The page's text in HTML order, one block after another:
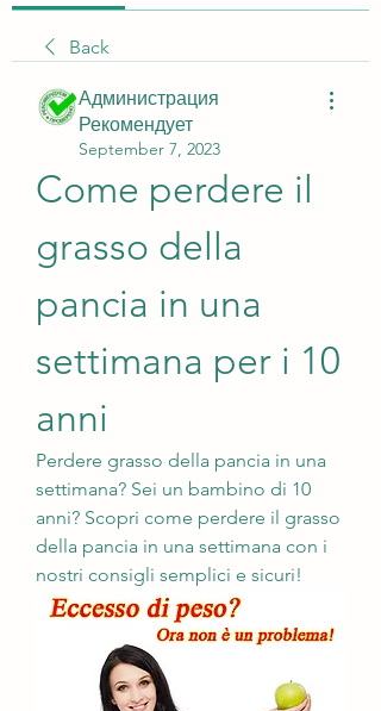
Back
Администрация
Рекомендует
September 7, 2023
Come perdere il
grasso della
pancia in una
settimana per i 10
anni
Perdere grasso della pancia in una
settimana? Sei un bambino di 10
anni? Scopri come perdere il grasso
della pancia in una settimana con i
nostri consigli semplici e sicuri!